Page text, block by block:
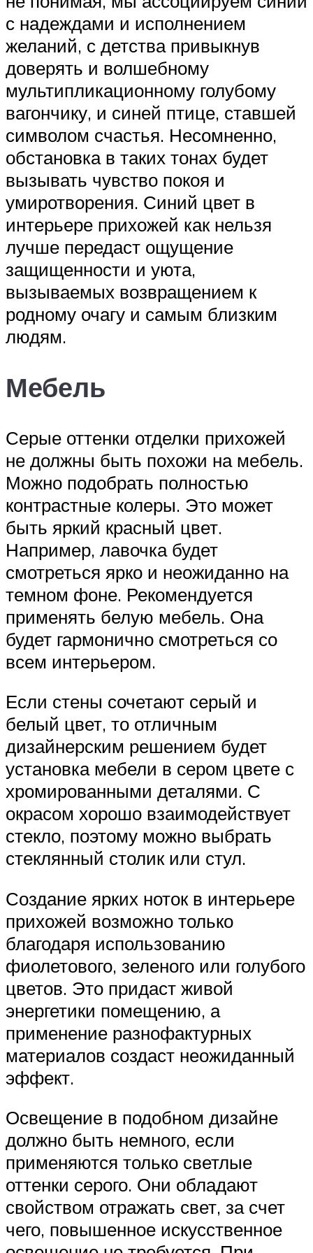
с надеждами и исполнением
желаний, с детства привыкнув
доверять и волшебному
мультипликационному голубому
вагончику, и синей птице, ставшей
символом счастья. Несомненно,
обстановка в таких тонах будет
вызывать чувство покоя и
умиротворения. Синий цвет в
интерьере прихожей как нельзя
лучше передаст ощущение
защищенности и уюта,
вызываемых возвращением к
родному очагу и самым близким
людям.
Мебель
Серые оттенки отделки прихожей
не должны быть похожи на мебель.
Можно подобрать полностью
контрастные колеры. Это может
быть яркий красный цвет.
Например, лавочка будет
смотреться ярко и неожиданно на
темном фоне. Рекомендуется
применять белую мебель. Она
будет гармонично смотреться со
всем интерьером.
Если стены сочетают серый и
белый цвет, то отличным
дизайнерским решением будет
установка мебели в сером цвете с
хромированными деталями. С
окрасом хорошо взаимодействует
стекло, поэтому можно выбрать
стеклянный столик или стул.
Создание ярких ноток в интерьере
прихожей возможно только
благодаря использованию
фиолетового, зеленого или голубого
цветов. Это придаст живой
энергетики помещению, а
применение разнофактурных
материалов создаст неожиданный
эффект.
Освещение в подобном дизайне
должно быть немного, если
применяются только светлые
оттенки серого. Они обладают
свойством отражать свет, за счет
чего, повышенное искусственное